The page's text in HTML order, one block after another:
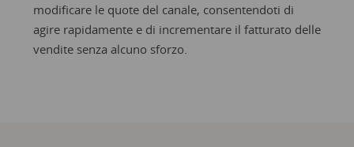
modificare le quote del canale, consentendoti di
agire rapidamente e di incrementare il fatturato delle
vendite senza alcuno sforzo.